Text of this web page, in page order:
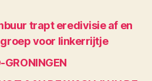
trapt eredivisie af en
voor linkerrijtje
GRONINGEN